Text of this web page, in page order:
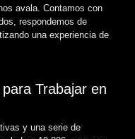
avala. Contamos con
respondemos de
una experiencia de
Trabajar en
y una serie de